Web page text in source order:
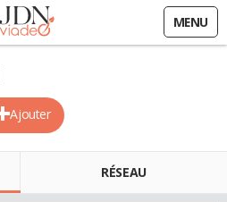
MENU
Ajouter
RÉSEAU